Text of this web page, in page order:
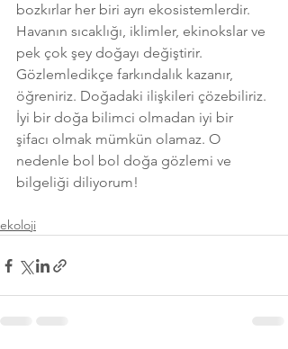
bozkırlar her biri ayrı ekosistemlerdir.
Havanın sıcaklığı, iklimler, ekinokslar ve
pek çok şey doğayı değiştirir.
Gözlemledikçe farkındalık kazanır,
öğreniriz. Doğadaki ilişkileri çözebiliriz.
İyi bir doğa bilimci olmadan iyi bir
şifacı olmak mümkün olamaz. O
nedenle bol bol doğa gözlemi ve
bilgeliği diliyorum!
ekoloji